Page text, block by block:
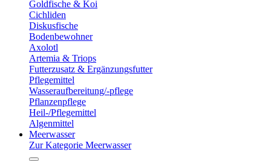
Goldfische & Koi
Cichliden
Diskusfische
Bodenbewohner
Axolotl
Artemia & Triops
Futterzusatz & Ergänzungsfutter
Pflegemittel
Wasseraufbereitung/-pflege
Pflanzenpflege
Heil-/Pflegemittel
Algenmittel
Meerwasser
Zur Kategorie Meerwasser